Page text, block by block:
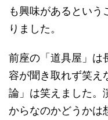
も興味があるという
りました。
前座の「道具屋」は
容が聞き取れず笑え
論」は笑えました。
からなのかどうかは